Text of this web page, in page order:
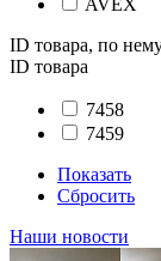
AVEX
ID товара, по
ID товара
7458
7459
Показать
Сбросить
Наши новости